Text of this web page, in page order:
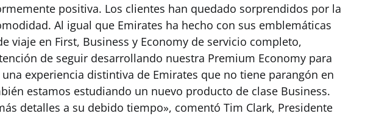
positiva. Los clientes han quedado sorprendidos por la
Al igual que Emirates ha hecho con sus emblemáticas
viaje en First, Business y Economy de servicio completo,
de seguir desarrollando nuestra Premium Economy para
experiencia distintiva de Emirates que no tiene parangón en
estamos estudiando un nuevo producto de clase Business.
detalles a su debido tiempo», comentó Tim Clark, Presidente